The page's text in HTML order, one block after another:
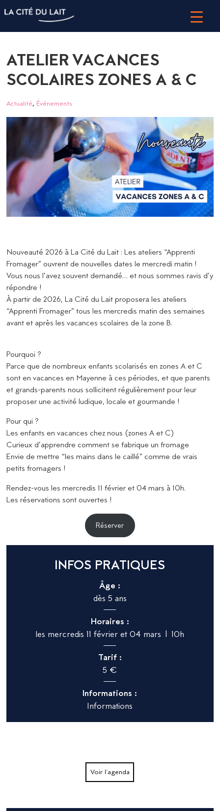
ATELIER VACANCES
SCOLAIRES ZONES A & C
Actualité, Événements
Nouveauté 2026 à La Cité du Lait : Les ateliers “Apprenti
Fromager” ouvrent de nouvelles dates le mercredi matin !
Vous nous l’avez souvent demandé… et nous sommes ravis d’y
répondre !
À partir de 2026, La Cité du Lait proposera les ateliers
“Apprenti Fromager” tous les mercredis matin des semaines
avant et après les vacances scolaires de la zone B.
Pourquoi ?
Parce que de nombreux enfants scolarisés en zones A et C
sont en vacances en Mayenne à ces périodes, et que parents
et grands-parents nous sollicitent régulièrement pour leur
proposer une activité ludique, locale et gourmande !
Pour qui ?
Les enfants en vacances chez nous (zones A et C)
Curieux d’apprendre comment se fabrique un fromage
Envie de mettre “les mains dans le caillé” comme de vrais
petits fromagers !
Rendez-vous les mercredis 11 février et 04 mars à 10h.
Les réservations sont ouvertes !
Réserver
INFOS PRATIQUES
Âge :
dès 5 ans
Horaires :
les mercredis 11 février et 04 mars | 10h
Tarif :
5 €
Informations :
Informations
Voir l'agenda